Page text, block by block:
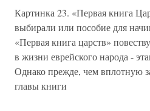
Картинка 23. «Первая книга
выбирали или пособие для
«Первая книга царств»
в жизни еврейского народа -
Однако прежде, чем вплотную
главы книги